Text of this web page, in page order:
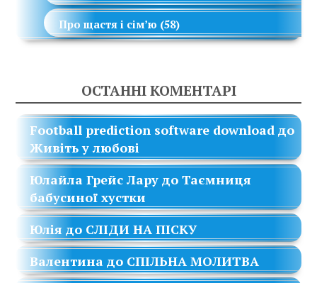
Про щастя і сім’ю (58)
ОСТАННІ КОМЕНТАРІ
Football prediction software download до
Живіть у любові
Юлайла Грейс Лару доТаємниця
бабусиної хустки
Юлія до СЛІДИ НА ПІСКУ
Валентина до СПІЛЬНА МОЛИТВА